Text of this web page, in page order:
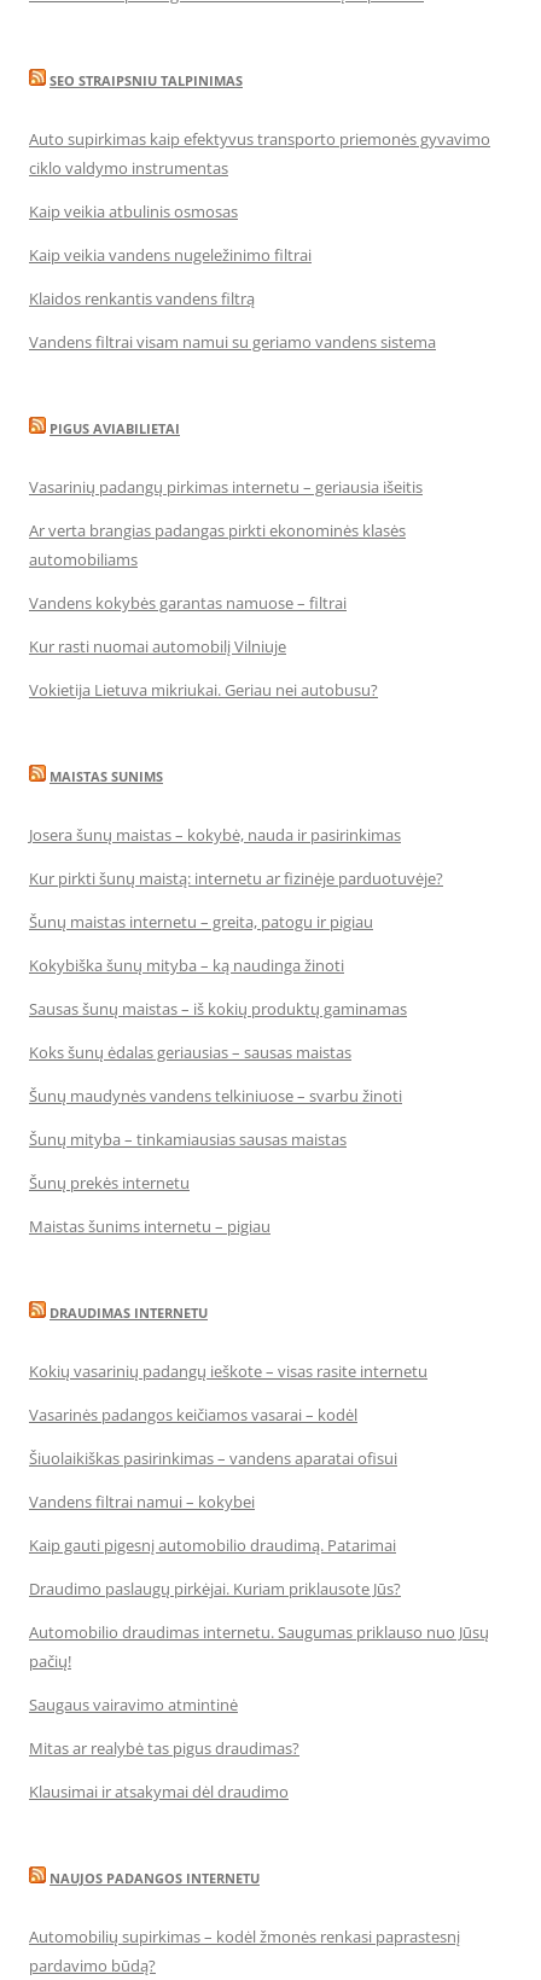
SEO STRAIPSNIU TALPINIMAS
Auto supirkimas kaip efektyvus transporto priemonės gyvavimo
ciklo valdymo instrumentas
Kaip veikia atbulinis osmosas
Kaip veikia vandens nugeležinimo filtrai
Klaidos renkantis vandens filtrą
Vandens filtrai visam namui su geriamo vandens sistema
PIGUS AVIABILIETAI
Vasarinių padangų pirkimas internetu – geriausia išeitis
Ar verta brangias padangas pirkti ekonominės klasės
automobiliams
Vandens kokybės garantas namuose – filtrai
Kur rasti nuomai automobilį Vilniuje
Vokietija Lietuva mikriukai. Geriau nei autobusu?
MAISTAS SUNIMS
Josera šunų maistas – kokybė, nauda ir pasirinkimas
Kur pirkti šunų maistą: internetu ar fizinėje parduotuvėje?
Šunų maistas internetu – greita, patogu ir pigiau
Kokybiška šunų mityba – ką naudinga žinoti
Sausas šunų maistas – iš kokių produktų gaminamas
Koks šunų ėdalas geriausias – sausas maistas
Šunų maudynės vandens telkiniuose – svarbu žinoti
Šunų mityba – tinkamiausias sausas maistas
Šunų prekės internetu
Maistas šunims internetu – pigiau
DRAUDIMAS INTERNETU
Kokių vasarinių padangų ieškote – visas rasite internetu
Vasarinės padangos keičiamos vasarai – kodėl
Šiuolaikiškas pasirinkimas – vandens aparatai ofisui
Vandens filtrai namui – kokybei
Kaip gauti pigesnį automobilio draudimą. Patarimai
Draudimo paslaugų pirkėjai. Kuriam priklausote Jūs?
Automobilio draudimas internetu. Saugumas priklauso nuo Jūsų
pačių!
Saugaus vairavimo atmintinė
Mitas ar realybė tas pigus draudimas?
Klausimai ir atsakymai dėl draudimo
NAUJOS PADANGOS INTERNETU
Automobilių supirkimas – kodėl žmonės renkasi paprastesnį
pardavimo būdą?